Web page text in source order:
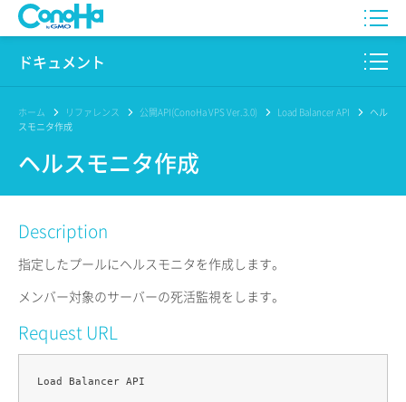
WING
Pencil
サービス一覧
ログイン
ドキュメント
このサイトについて
プロダクト
リファレンス
リリースノート
ホーム リファレンス 公開API(ConoHa VPS Ver.3.0) Load Balancer API
ヘル
スモニタ作成
ヘルスモニタ作成
Description
指定したプールにヘルスモニタを作成します。
メンバー対象のサーバーの死活監視をします。
Request URL
Load Balancer API